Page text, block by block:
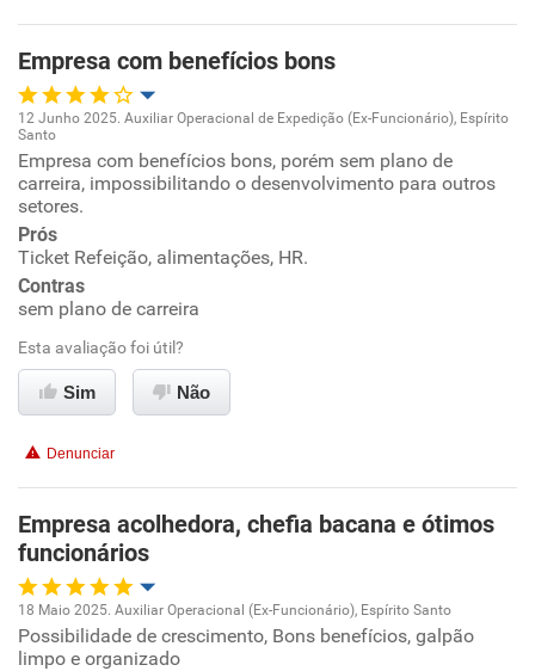
Benefícios
Recomenda esta empresa
Recomenda a diretoria
Empresa com benefícios bons
Oportunidade de promoção
Ambiente de trabalho
Conciliação com a vida familiar
Benefícios
Recomenda esta empresa
12 Junho 2025. Auxiliar Operacional de Expedição (Ex-Funcionário), Espírito
Santo
Empresa com benefícios bons, porém sem plano de
carreira, impossibilitando o desenvolvimento para outros
setores.
Prós
Ticket Refeição, alimentações, HR.
Contras
sem plano de carreira
Esta avaliação foi útil?
Sim Não
Denunciar
Empresa acolhedora, chefia bacana e ótimos
funcionários
Oportunidade de promoção
18 Maio 2025. Auxiliar Operacional (Ex-Funcionário), Espírito Santo
Possibilidade de crescimento, Bons benefícios, galpão
limpo e organizado